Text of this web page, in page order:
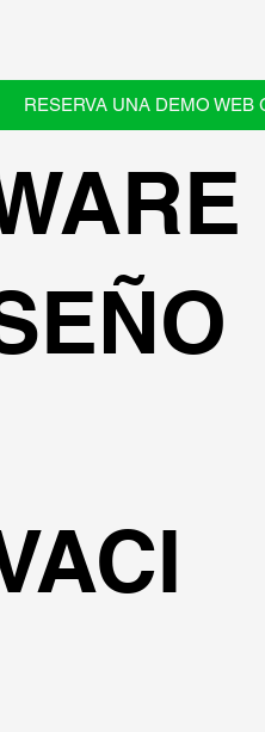
RESERVA UNA DEMO WEB